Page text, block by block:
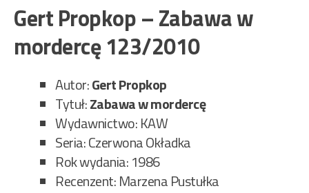
Gert Propkop – Zabawa w
mordercę 123/2010
Autor:Gert Propkop
Tytuł:Zabawa w mordercę
Wydawnictwo: KAW
Seria: Czerwona Okładka
Rok wydania: 1986
Recenzent: Marzena Pustułka